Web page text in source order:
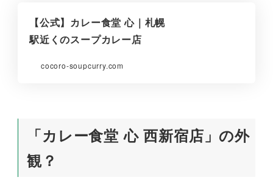
【公式】カレー食堂 心｜札幌
駅近くのスープカレー店
cocoro-soupcurry.com
「カレー食堂 心 西新宿店」の外
観？